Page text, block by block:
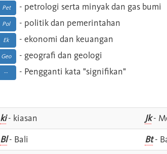
Pet - petrologi serta minyak dan gas bumi
Pol - politik dan pemerintahan
Ek - ekonomi dan keuangan
Geo - geografi dan geologi
-- - Pengganti kata "signifikan"
ki- kiasan Jk-
Bl- Bali Bt-